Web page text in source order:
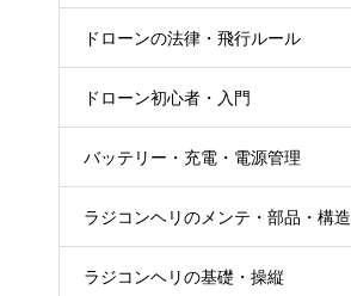
ドローンの法律・飛行ルール
ドローン初心者・入門
バッテリー・充電・電源管理
ラジコンヘリのメンテ・部品・構造
ラジコンヘリの基礎・操縦